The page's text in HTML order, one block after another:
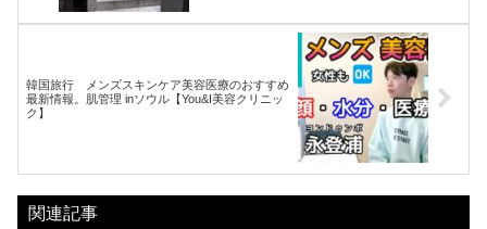
韓国旅行 メンズスキンケア美容医療のおすすめ
最新情報。肌管理 inソウル【You&I美容クリニッ
ク】
関連記事